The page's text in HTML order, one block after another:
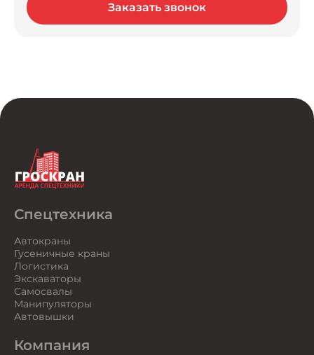
Заказать звонок
Спецтехника
Автокраны
Гусеничные краны
Логистика
Экскаваторы
Самосвалы
Манипуляторы
Автовышки
Компания